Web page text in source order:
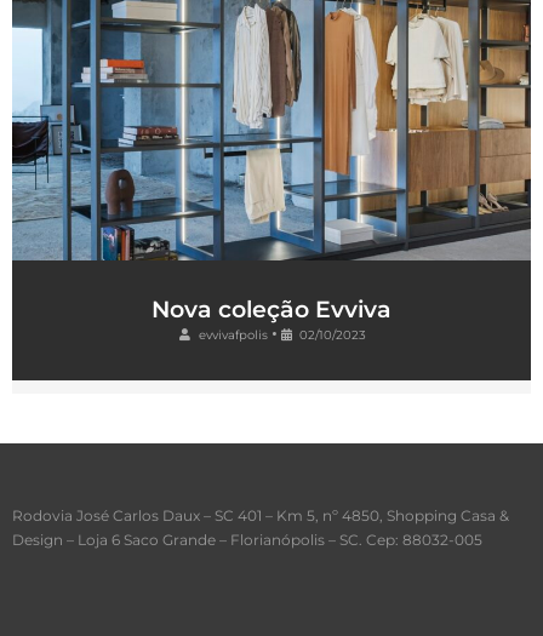
Nova coleção Evviva
evvivafpolis • 02/10/2023
Rodovia José Carlos Daux – SC 401 – Km 5, nº 4850, Shopping Casa &
Design – Loja 6 Saco Grande – Florianópolis – SC. Cep: 88032-005